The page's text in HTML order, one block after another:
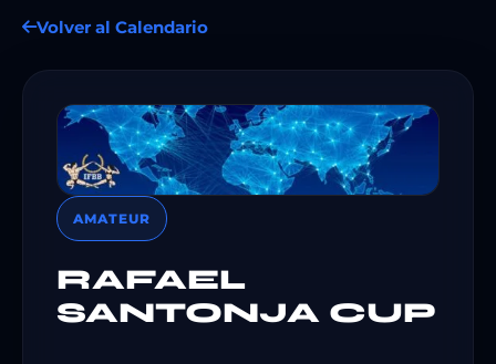
Volver al Calendario
AMATEUR
RAFAEL
SANTONJA CUP